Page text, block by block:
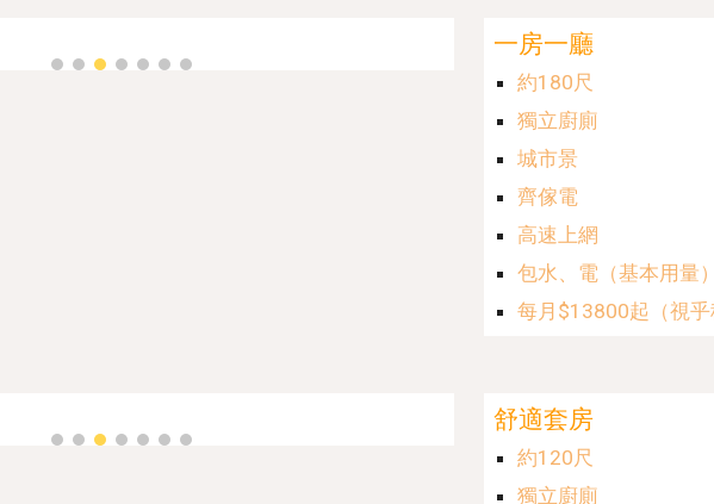
一房一廳
約180尺
獨立廚廁
城市景
齊傢電
高速上網
包水、電（基本用量）
每月$1 3800起（視乎
舒適套房
約120尺
獨立廚廁